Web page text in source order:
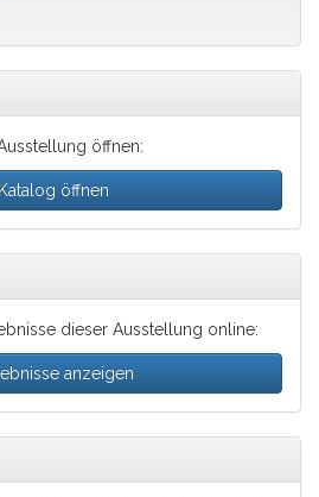
öffnen:
Katalog öffnen
dieser Ausstellung online:
anzeigen